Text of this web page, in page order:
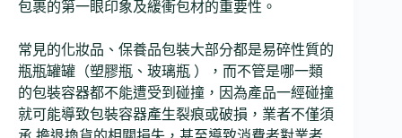
包裹的第一眼印象及緩衝包材的重要性。
常見的化妝品、保養品包裝大部分都是易碎性質的
瓶瓶罐罐（塑膠瓶、玻璃瓶 ），而不管是哪一類
的包裝容器都不能遭受到碰撞，因為產品一經碰撞
就可能導致包裝容器產生裂痕或破損，業者不僅須